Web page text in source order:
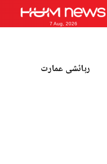
7 Aug, 2026
رہائشی عمارت